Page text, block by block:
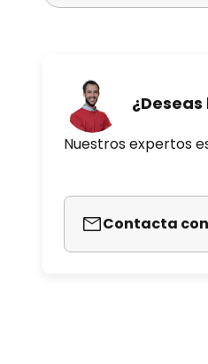
Nuestros expertos
Contacta